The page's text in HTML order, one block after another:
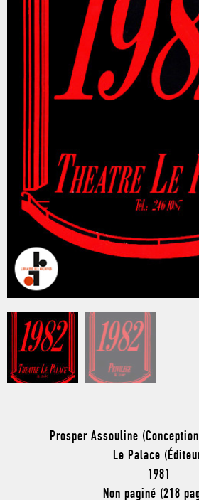
Prosper Assouline
Le Palace
1981
Non paginé (218